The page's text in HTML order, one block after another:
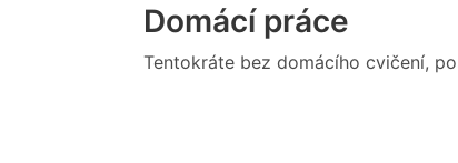
Domácí práce
Tentokráte bez domácího cvičení,